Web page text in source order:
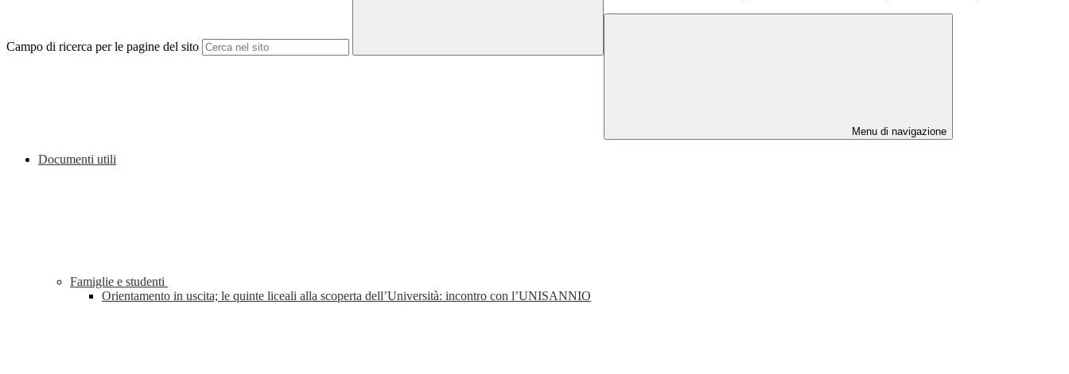
Campo di ricerca per le pagine del sito
Menu di navigazione
Documenti utili
Famiglie e studenti
Orientamento in uscita; le quinte liceali alla scoperta dell’Università: incontro con l’UNISANNIO